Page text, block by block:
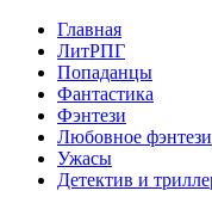
Главная
ЛитРПГ
Попаданцы
Фантастика
Фэнтези
Любовное фэнтези
Ужасы
Детектив и